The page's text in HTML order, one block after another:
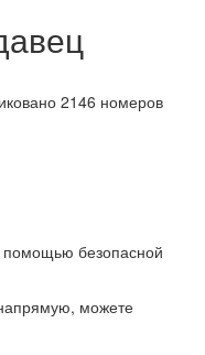
2146 номеров
помощью безопасной
можете